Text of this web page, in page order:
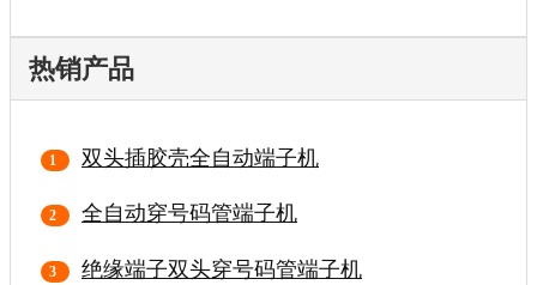
热销产品
双头插胶壳全自动端子机
全自动穿号码管端子机
绝缘端子双头穿号码管端子机